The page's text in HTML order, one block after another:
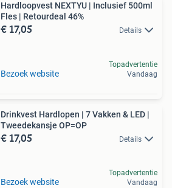
Hardloopvest NEXTYU | Inclusief 500ml
Fles | Retourdeal 46%
€ 17,05 Details
Bezoek website
Topadvertentie
Vandaag
Drinkvest Hardlopen | 7 Vakken & LED |
Tweedekansje OP=OP
€ 17,05 Details
Bezoek website
Topadvertentie
Vandaag